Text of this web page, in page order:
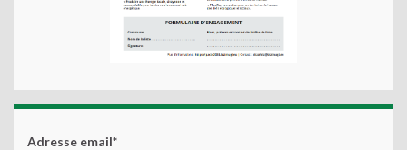
Adresse email*